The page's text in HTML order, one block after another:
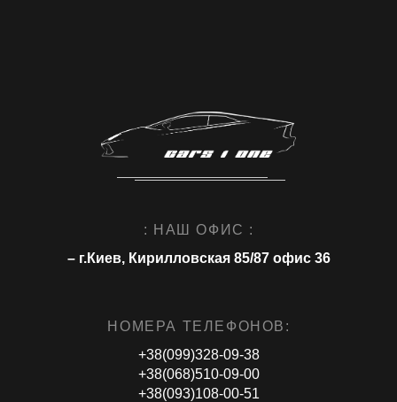
: НАШ ОФИС :
– г.Киев, Кирилловская 85/87 офис 36
НОМЕРА ТЕЛЕФОНОВ:
+38(099)328-09-38
+38(068)510-09-00
+38(093)108-00-51